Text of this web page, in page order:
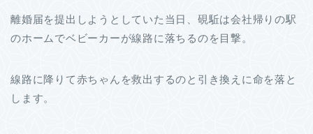
離婚届を提出しようとしていた当日、硯駈は会社帰りの駅
のホームでベビーカーが線路に落ちるのを目撃。
線路に降りて赤ちゃんを救出するのと引き換えに命を落と
します。